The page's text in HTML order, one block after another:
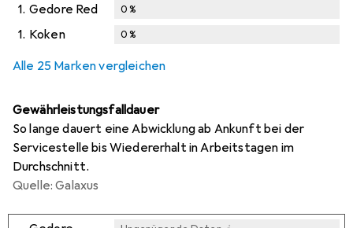
1. Gedore Red 0%
1. Koken 0%
Alle 25 Marken vergleichen
Gewährleistungsfalldauer
So lange dauert eine Abwicklung ab Ankunft bei der
Servicestelle bis Wiedererhalt in Arbeitstagen im
Durchschnitt.
Quelle: Galaxus